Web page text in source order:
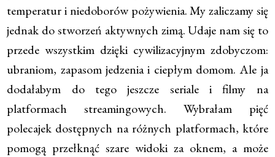
temperatur i niedoborów pożywienia. My zaliczamy się
jednak do stworzeń aktywnych zimą. Udaje nam się to
przede wszystkim dzięki cywilizacyjnym zdobyczom:
ubraniom, zapasom jedzenia i ciepłym domom. Ale ja
dodałabym do tego jeszcze seriale i filmy na
platformach streamingowych. Wybrałam pięć
polecajek dostępnych na różnych platformach, które
pomogą przełknąć szare widoki za oknem, a może